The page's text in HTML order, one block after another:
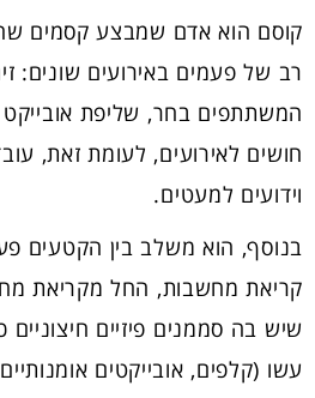
קוסם הוא אדם שמבצע קסמים
רב של פעמים באירועים שונים:
המשתתפים בחר, שליפת
חושים לאירועים, לעומת זאת,
וידועים למעטים.
בנוסף, הוא משלב בין הקטעים
קריאת מחשבות, החל מקריאת
שיש בה סממנים פיזיים
עשו (קלפים, אובייקטים